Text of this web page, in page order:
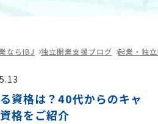
ならIBJ 独立開業支援ブログ 起業・独
資格は？40代からのキャ
格をご紹介